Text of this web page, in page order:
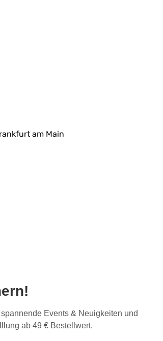
am Main
Events & Neuigkeiten und
ab 49 € Bestellwert.